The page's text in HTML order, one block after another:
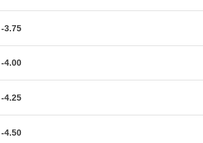
-3.75
-4.00
-4.25
-4.50